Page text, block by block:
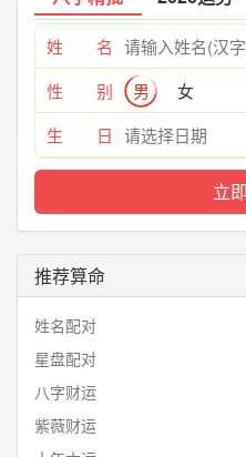
姓 名
性 别
男
女
生 日
推荐算命
姓名配对
星盘配对
八字财运
紫薇财运